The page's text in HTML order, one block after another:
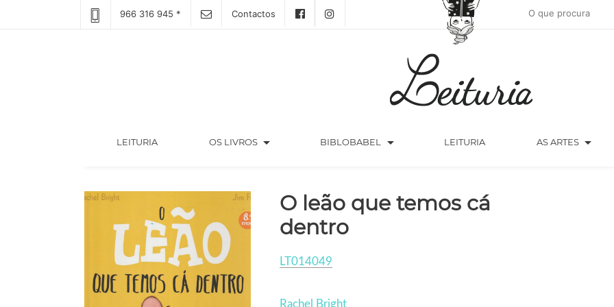
966 316 945 * Contactos
LEITURIA(CURRENT) OS LIVROS arrow_drop_down BIBLOBABEL arrow_drop_down LEITURIA AS ARTES arrow_drop_down
O leão que temos cá
dentro
LT014049
Rachel Bright